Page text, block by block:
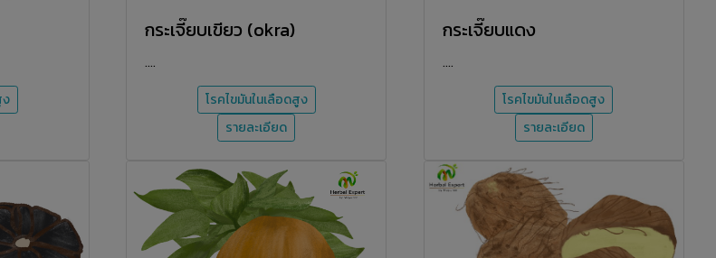
ง
กระเจี๊ยบเขียว (okra)
....
โรคไขมันในเลือดสูง
รายละเอียด
กระเจี๊ยบแดง
....
โรคไขมันในเลือดสูง
รายละเอียด